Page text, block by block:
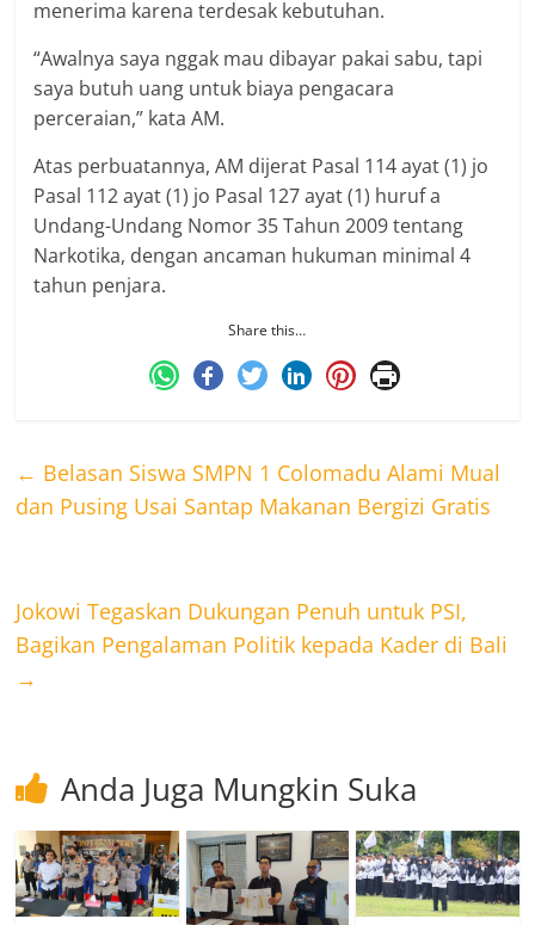
menerima karena terdesak kebutuhan.
“Awalnya saya nggak mau dibayar pakai sabu, tapi
saya butuh uang untuk biaya pengacara
perceraian,” kata AM.
Atas perbuatannya, AM dijerat Pasal 114 ayat (1) jo
Pasal 112 ayat (1) jo Pasal 127 ayat (1) huruf a
Undang-Undang Nomor 35 Tahun 2009 tentang
Narkotika, dengan ancaman hukuman minimal 4
tahun penjara.
Share this…
← Belasan Siswa SMPN 1 Colomadu Alami Mual
dan Pusing Usai Santap Makanan Bergizi Gratis
Jokowi Tegaskan Dukungan Penuh untuk PSI,
Bagikan Pengalaman Politik kepada Kader di Bali
→
Anda Juga Mungkin Suka